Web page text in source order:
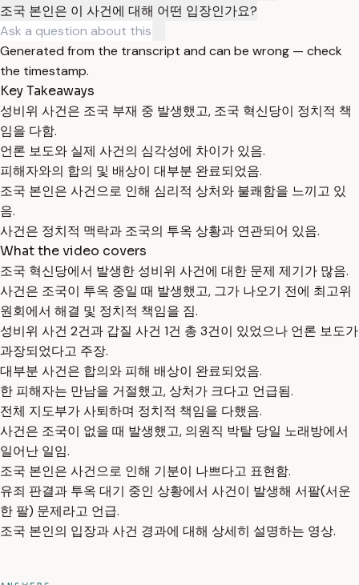
조국 본인은 이 사건에 대해 어떤 입장인가요?
Generated from the transcript and can be wrong — check
the timestamp.
Key Takeaways
성비위 사건은 조국 부재 중 발생했고, 조국 혁신당이 정치적 책
임을 다함.
언론 보도와 실제 사건의 심각성에 차이가 있음.
피해자와의 합의 및 배상이 대부분 완료되었음.
조국 본인은 사건으로 인해 심리적 상처와 불쾌함을 느끼고 있
음.
사건은 정치적 맥락과 조국의 투옥 상황과 연관되어 있음.
What the video covers
조국 혁신당에서 발생한 성비위 사건에 대한 문제 제기가 많음.
사건은 조국이 투옥 중일 때 발생했고, 그가 나오기 전에 최고위
원회에서 해결 및 정치적 책임을 짐.
성비위 사건 2건과 갑질 사건 1건 총 3건이 있었으나 언론 보도가
과장되었다고 주장.
대부분 사건은 합의와 피해 배상이 완료되었음.
한 피해자는 만남을 거절했고, 상처가 크다고 언급됨.
전체 지도부가 사퇴하며 정치적 책임을 다했음.
사건은 조국이 없을 때 발생했고, 의원직 박탈 당일 노래방에서
일어난 일임.
조국 본인은 사건으로 인해 기분이 나쁘다고 표현함.
유죄 판결과 투옥 대기 중인 상황에서 사건이 발생해 서팔(서운
한 팔) 문제라고 언급.
조국 본인의 입장과 사건 경과에 대해 상세히 설명하는 영상.